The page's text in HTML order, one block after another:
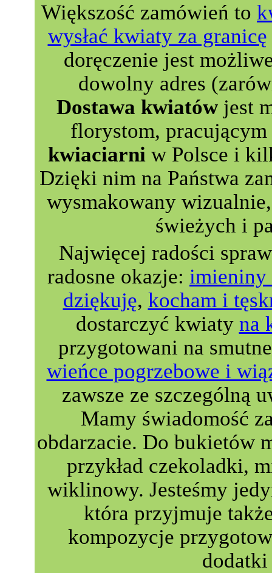
Większość zamówień to
wysłać kwiaty za granicę
doręczenie jest
dowolny adres
Dostawa kwiatów jest
florystom,
kwiaciarni w Polsce i
Dzięki nim na Państwa
wysmakowany
świeżych i
Najwięcej radości
radosne okazje: imieniny
dziękuję, kocham i
dostarczyć kwiaty na
przygotowani na
wieńce pogrzebowe i
zawsze ze szczególną
Mamy świadomość
obdarzacie. Do bukietów
przykład czekoladki,
wiklinowy. Jesteśmy
która przyjmuje
kompozycje